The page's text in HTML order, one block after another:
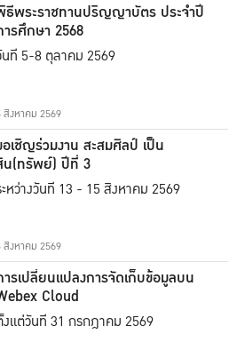
พระราชทานปริญญาบัตร ประจำปี
รศึกษา 2568
ที่ 5-8 ตุลาคม 2569
สิงหาคม 2569
เชิญร่วมงาน สะสมศิลป์ เป็น
น(ทรัพย์) ปีที่ 3
หว่างวันที่ 13 - 15 สิงหาคม 2569
สิงหาคม 2569
รเปลี่ยนแปลงการจัดเก็บข้อมูลบน
Cloud
งแต่วันที่ 31 กรกฎาคม 2569